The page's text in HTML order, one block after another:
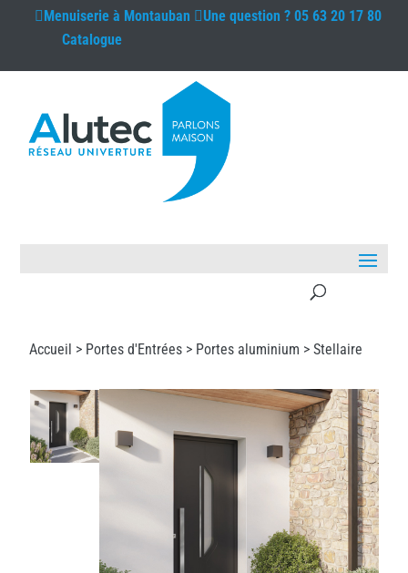
Menuiserie à Montauban Une question ?05 63 20 17 80
Catalogue
Accueil > Portes d'Entrées > Portes aluminium > Stellaire